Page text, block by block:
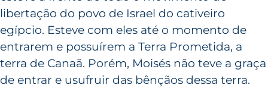
libertação do povo de Israel do cativeiro
egípcio. Esteve com eles até o momento de
entrarem e possuírem a Terra Prometida, a
terra de Canaã. Porém, Moisés não teve a graça
de entrar e usufruir das bênçãos dessa terra.